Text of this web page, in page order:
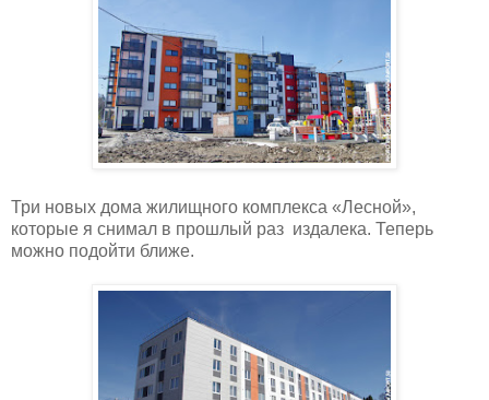
Три новых дома жилищного комплекса «Лесной»,
которые я снимал в прошлый раз издалека. Теперь
можно подойти ближе.